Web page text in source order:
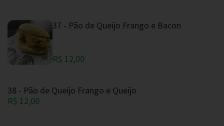
37 - Pão de Queijo Frango e Bacon
R$ 12,00
38 - Pão de Queijo Frango e Queijo
R$ 12,00